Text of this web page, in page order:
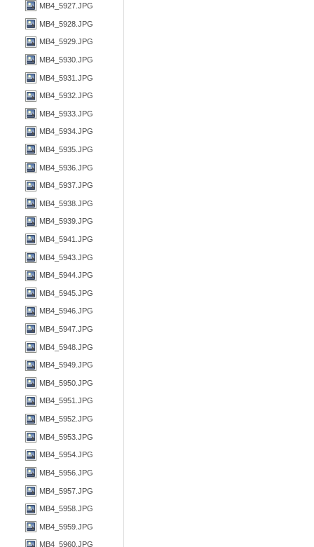
MB4_5927.JPG
MB4_5928.JPG
MB4_5929.JPG
MB4_5930.JPG
MB4_5931.JPG
MB4_5932.JPG
MB4_5933.JPG
MB4_5934.JPG
MB4_5935.JPG
MB4_5936.JPG
MB4_5937.JPG
MB4_5938.JPG
MB4_5939.JPG
MB4_5941.JPG
MB4_5943.JPG
MB4_5944.JPG
MB4_5945.JPG
MB4_5946.JPG
MB4_5947.JPG
MB4_5948.JPG
MB4_5949.JPG
MB4_5950.JPG
MB4_5951.JPG
MB4_5952.JPG
MB4_5953.JPG
MB4_5954.JPG
MB4_5956.JPG
MB4_5957.JPG
MB4_5958.JPG
MB4_5959.JPG
MB4_5960.JPG